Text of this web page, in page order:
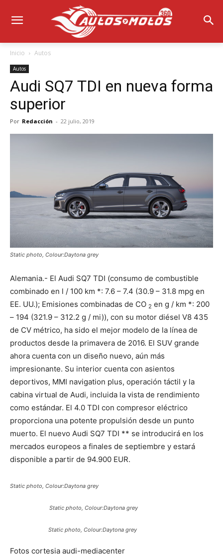
Inicio Autos
Autos
Audi SQ7 TDI en nueva forma
superior
Por Redacción - 22 julio, 2019
Static photo, Colour:Daytona grey
Alemania.- El Audi SQ7 TDI (consumo de combustible
combinado en l / 100 km *: 7.6 – 7.4 (30.9 – 31.8 mpg en
EE. UU.); Emisiones combinadas de CO 2 en g / km *: 200
– 194 (321.9 – 312.2 g / mi)), con su motor diésel V8 435
de CV métrico, ha sido el mejor modelo de la línea de
productos desde la primavera de 2016. El SUV grande
ahora cuenta con un diseño nuevo, aún más
impresionante. Su interior cuenta con asientos
deportivos, MMI navigation plus, operación táctil y la
cabina virtual de Audi, incluida la vista de rendimiento
como estándar. El 4.0 TDI con compresor eléctrico
proporciona una potente propulsión desde un punto
muerto. El nuevo Audi SQ7 TDI ** se introducirá en los
mercados europeos a finales de septiembre y estará
disponible a partir de 94.900 EUR.
Static photo, Colour:Daytona grey
Static photo, Colour:Daytona grey
Static photo, Colour:Daytona grey
Fotos cortesia audi-mediacenter